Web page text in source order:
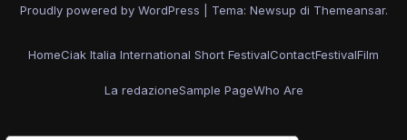
Proudly powered by WordPress Tema: Newsup di Themeansar.
HomeCiak Italia International Short FestivalContactFestivalFilm
La redazioneSample PageWho Are